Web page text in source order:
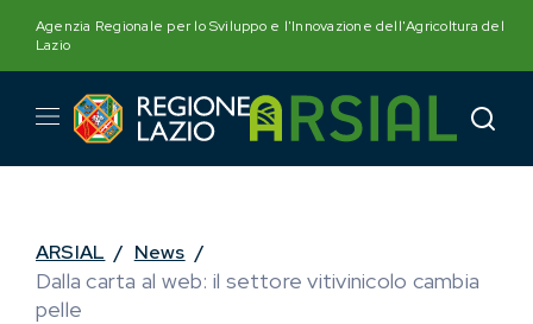
content
Agenzia Regionale per lo Sviluppo e l'Innovazione dell'Agricoltura del
Lazio
ARSIAL / News /
Dalla carta al web: il settore vitivinicolo cambia
pelle